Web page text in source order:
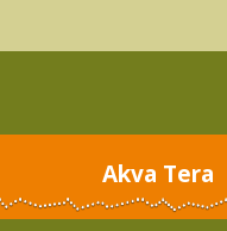
Akva Tera